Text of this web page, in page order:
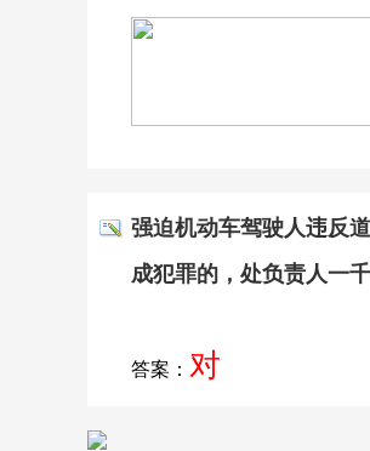
强迫机动车驾驶人违反
成犯罪的，处负责人一千
答案： 对